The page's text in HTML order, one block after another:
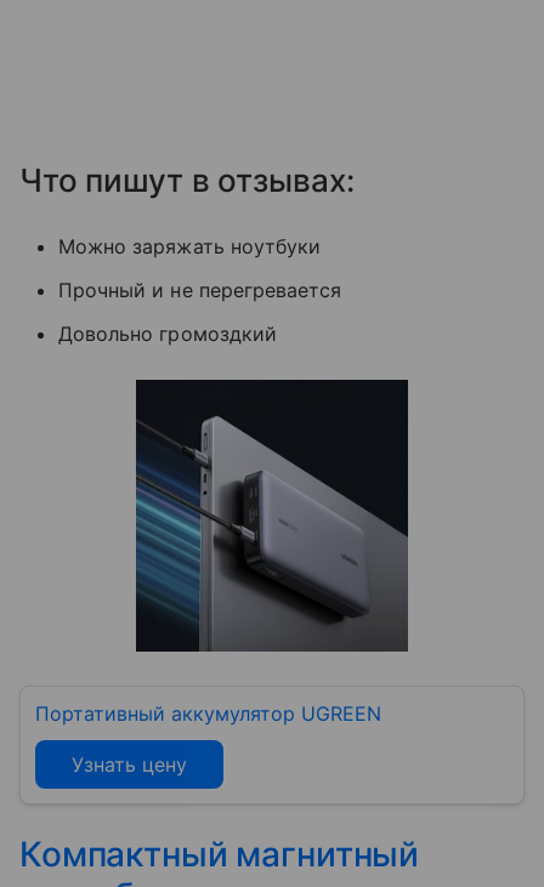
Что пишут в отзывах:
Можно заряжать ноутбуки
Прочный и не перегревается
Довольно громоздкий
Портативный аккумулятор UGREEN
Узнать цену
Компактный магнитный